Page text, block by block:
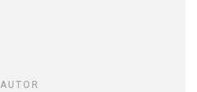
AUTOR